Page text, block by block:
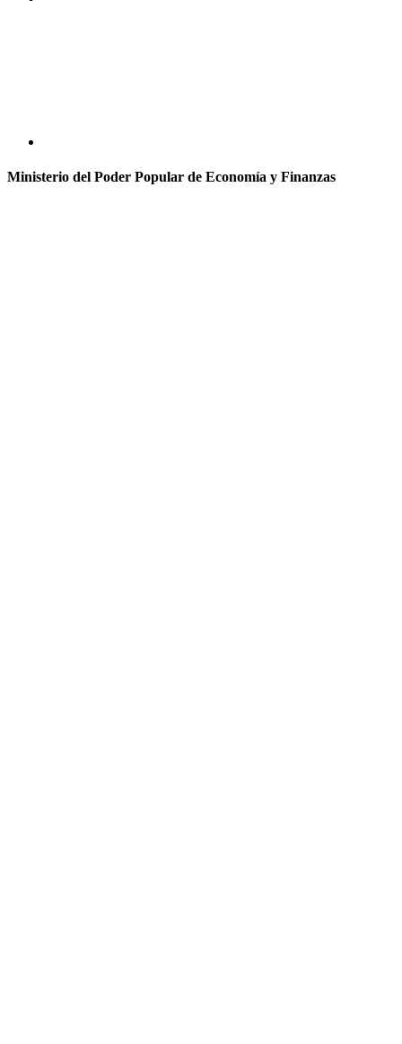
Ministerio del Poder Popular de Economía y Finanzas